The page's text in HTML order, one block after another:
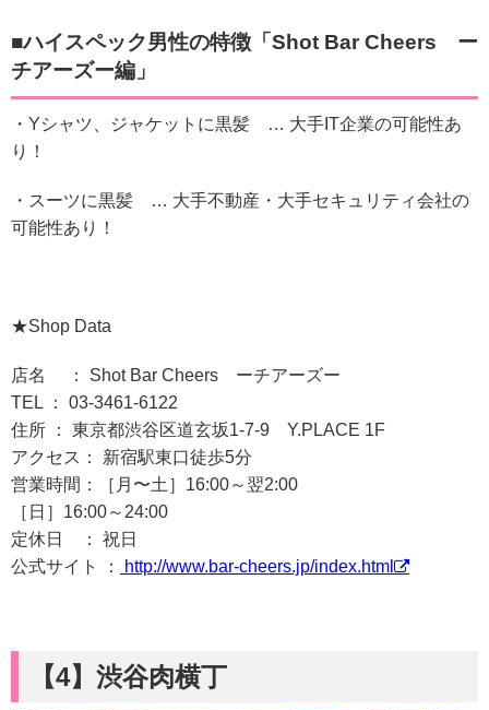
■ハイスペック男性の特徴「 Shot Bar Cheers ー
チアーズー編」
・Yシャツ、ジャケットに黒髪 … 大手IT企業の可能性あ
り！
・スーツに黒髪 … 大手不動産・大手セキュリティ会社の
可能性あり！
★Shop Data
店名 ： Shot Bar Cheers ーチアーズー
TEL ： 03-3461-6122
住所 ： 東京都渋谷区道玄坂1-7-9 Y.PLACE 1F
アクセス： 新宿駅東口徒歩5分
営業時間：［月〜土］16:00～翌2:00
［日］16:00～24:00
定休日 ： 祝日
公式サイト ：
http://www.bar-cheers.jp/index.html
【4】 渋谷肉横丁